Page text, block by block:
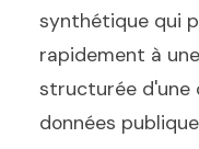
synthétique qui
rapidement à
structurée d'une
données